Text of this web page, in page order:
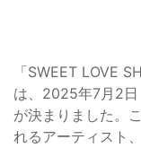
「SWEET LOVE
は、2025年7月2日
が決まりました。
れるアーティスト